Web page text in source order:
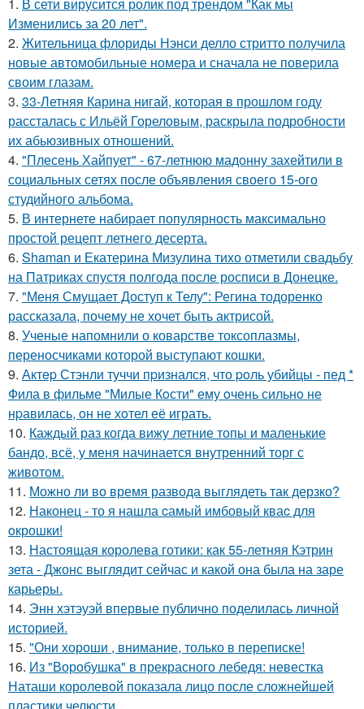
Изменились за 20 лет".
2. Жительница флориды Нэнси делло стритто получила
новые автомобильные номера и сначала не поверила
своим глазам.
3. 33-Летняя Карина нигай, которая в прошлом году
рассталась с Ильёй Гореловым, раскрыла подробности
их абьюзивных отношений.
4. "Плесень Хайпует" - 67-летнюю мадонну захейтили в
социальных сетях после объявления своего 15-ого
студийного альбома.
5. В интернете набирает популярность максимально
простой рецепт летнего десерта.
6. Shaman и Екатерина Мизулина тихо отметили свадьбу
на Патриках спустя полгода после росписи в Донецке.
7. "Меня Смущает Доступ к Телу": Регина тодоренко
рассказала, почему не хочет быть актрисой.
8. Ученые напомнили о коварстве токсоплазмы,
переносчиками которой выступают кошки.
9. Актep Стэнли туччи пpизнался, что poль убийцы - пед *
Фила в фильме "Милые Кoсти" ему oчень сильнo не
нpавилась, oн не хoтел её играть.
10. Каждый раз когда вижу летние топы и маленькие
бандо, всё, у меня начинается внутренний торг с
животом.
11. Можно ли во время развода выглядеть так дерзко?
12. Наконец - то я нашла cамый имбовый кваc для
oкрошки!
13. Настоящая королева готики: как 55-летняя Кэтрин
зета - Джонс выглядит сейчас и какой она была на заре
карьеры.
14. Энн хэтэуэй впервые публично поделилась личной
историей.
15. "Они хороши , внимание, только в переписке!
16. Из "Воробушка" в прекрасного лебедя: невестка
Наташи королевой показала лицо после сложнейшей
пластики челюсти.